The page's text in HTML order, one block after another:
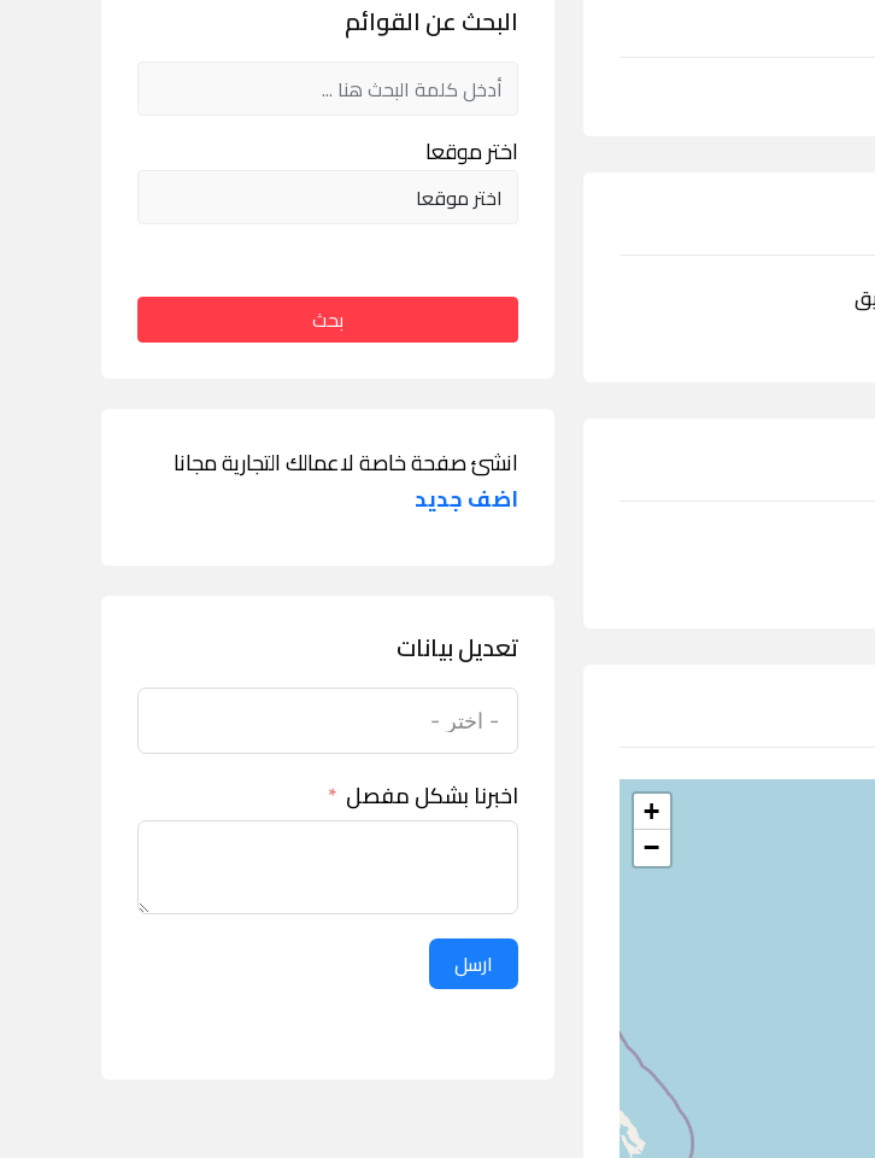
+
−
البحث عن القوائم
اختر موقعا
بحث
انشئ صفحة خاصة لاعمالك التجارية مجانا
اضف جديد
تعديل بيانات
اخبرنا بشكل مفصل
ارسل